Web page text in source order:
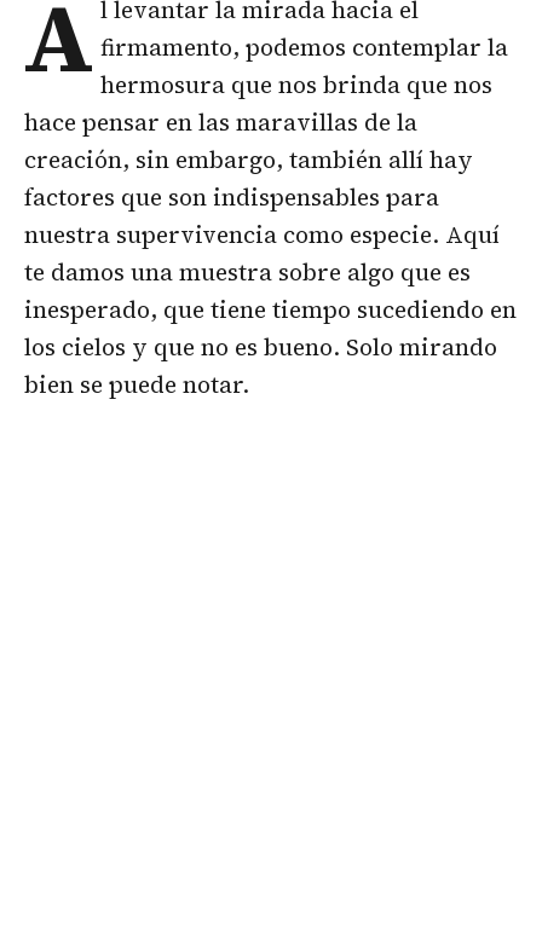
A l levantar la mirada hacia el
firmamento, podemos contemplar la
hermosura que nos brinda que nos
hace pensar en las maravillas de la
creación, sin embargo, también allí hay
factores que son indispensables para
nuestra supervivencia como especie. Aquí
te damos una muestra sobre algo que es
inesperado, que tiene tiempo sucediendo en
los cielos y que no es bueno. Solo mirando
bien se puede notar.